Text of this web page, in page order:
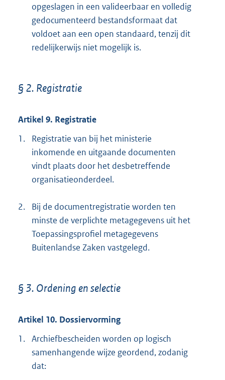
opgeslagen in een valideerbaar en volledig
gedocumenteerd bestandsformaat dat
voldoet aan een open standaard, tenzij dit
redelijkerwijs niet mogelijk is.
§ 2. Registratie
Artikel 9. Registratie
1.
Registratie van bij het ministerie
inkomende en uitgaande documenten
vindt plaats door het desbetreffende
organisatieonderdeel.
2.
Bij de documentregistratie worden ten
minste de verplichte metagegevens uit het
Toepassingsprofiel metagegevens
Buitenlandse Zaken vastgelegd.
§ 3. Ordening en selectie
Artikel 10. Dossiervorming
1. Archiefbescheiden worden op logisch
samenhangende wijze geordend, zodanig
dat: